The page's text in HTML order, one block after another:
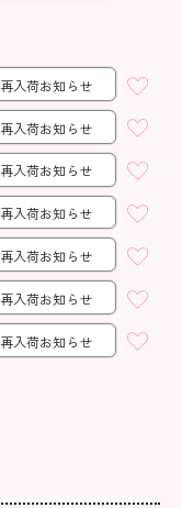
再入荷お知らせ
再入荷お知らせ
再入荷お知らせ
再入荷お知らせ
再入荷お知らせ
再入荷お知らせ
再入荷お知らせ